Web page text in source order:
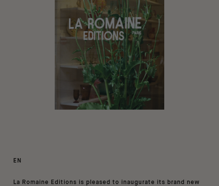
EN
La Romaine Editions is pleased to inaugurate its brand new